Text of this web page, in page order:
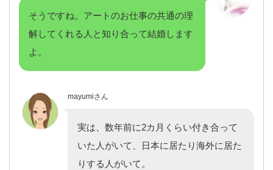
そうですね。アートのお仕事の共通の理
解してくれる人と知り合って結婚します
よ。
mayumiさん
実は、数年前に2カ月くらい付き合って
いた人がいて、日本に居たり海外に居た
りする人がいて。